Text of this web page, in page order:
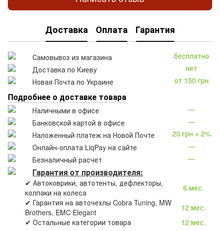
Доставка Оплата Гарантия
Самовывоз из магазина
бесплатно
Доставка по Киеву
нет
Новая Почта по Украине
от 150 грн
Подробнее о доставке товара
Наличными в офисе
—
Банковской картой в офисе
—
Наложенный платеж на Новой Почте
20 грн + 2%
Онлайн-оплата LiqPay на сайте
—
Безналичный расчет
—
Гарантия от производителя:
✔ Автоковрики, автотенты, дефлекторы,
колпаки на колеса
6 мес.
✔ Гарантия на авточехлы Cobra Tuning, MW
Brothers, EMC Elegant
12 мес.
✔ Остальные категории товара
12 мес.